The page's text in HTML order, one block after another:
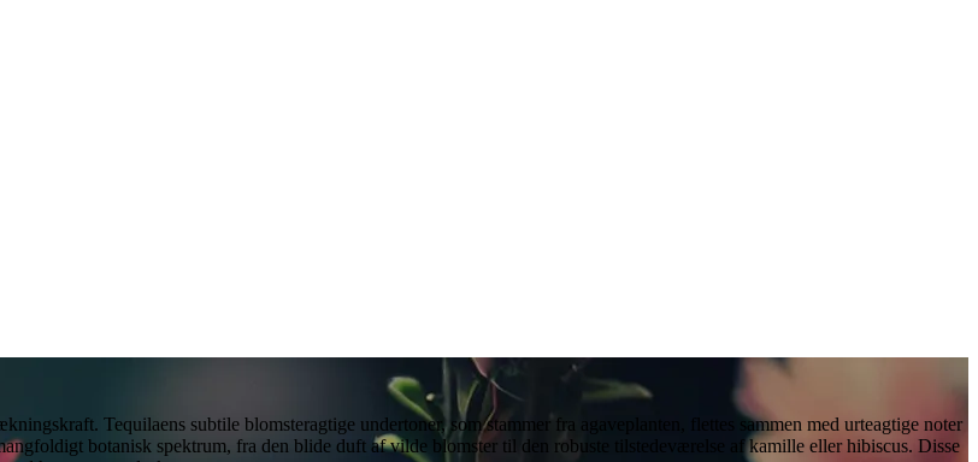
Tequilaens subtile blomsteragtige undertoner, som stammer fra agaveplanten, flettes sammen med urteagtige noter
botanisk spektrum, fra den blide duft af vilde blomster til den robuste tilstedeværelse af kamille eller hibiscus. Disse